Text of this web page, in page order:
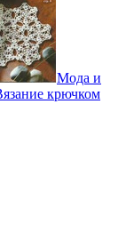
Мода и
крючком